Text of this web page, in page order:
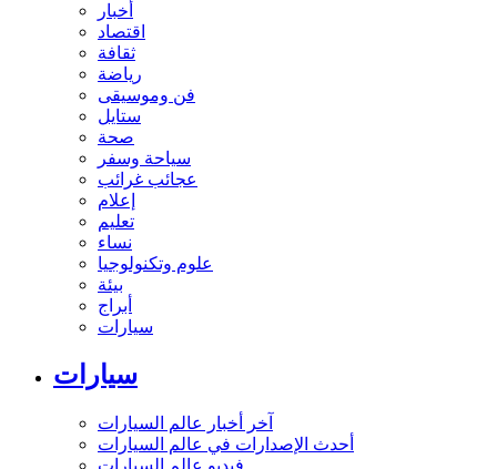
أخبار
اقتصاد
ثقافة
رياضة
فن وموسيقى
ستايل
صحة
سياحة وسفر
عجائب غرائب
إعلام
تعليم
نساء
علوم وتكنولوجيا
بيئة
أبراج
سيارات
سيارات
آخر أخبار عالم السيارات
أحدث الإصدارات في عالم السيارات